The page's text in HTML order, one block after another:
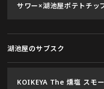
サワー×湖池屋ポテトチッ
湖池屋のサブスク
KOIKEYA The 燻塩 スモ